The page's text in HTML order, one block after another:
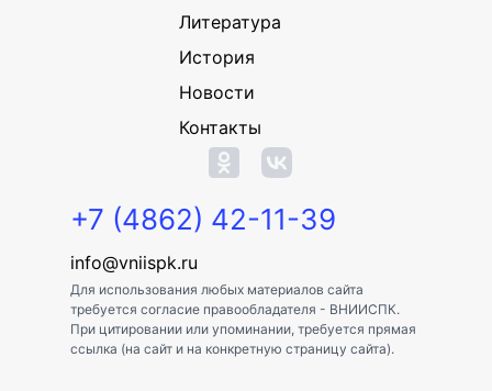
Литература
История
Новости
Контакты
+7 (4862) 42-11-39
info@vniispk.ru
Для использования любых материалов сайта
требуется согласие правообладателя - ВНИИСПК.
При цитировании или упоминании, требуется прямая
ссылка (на сайт и на конкретную страницу сайта).